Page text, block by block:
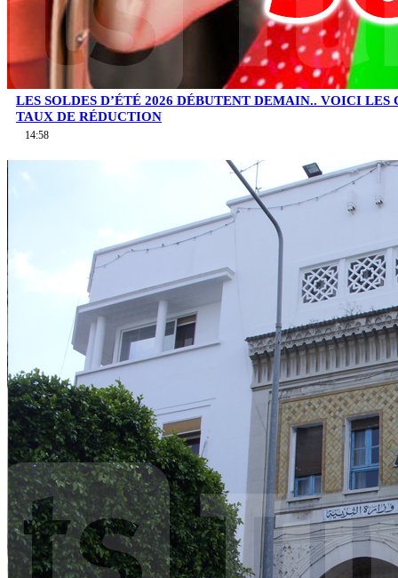
LES SOLDES D’ÉTÉ 2026 DÉBUTENT DEMAIN.. VOICI LES
TAUX DE RÉDUCTION
14:58